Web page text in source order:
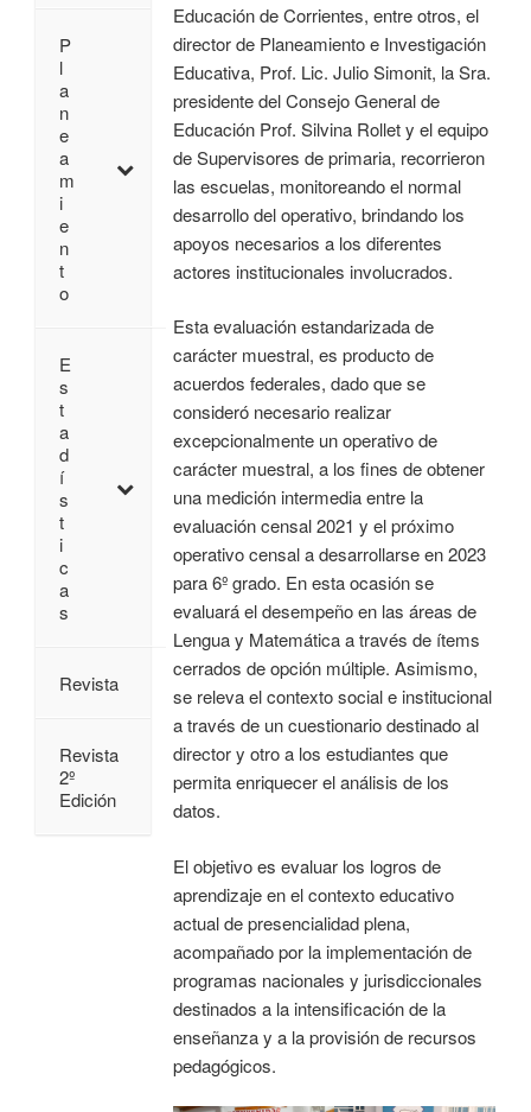
Educación de Corrientes, entre otros, el
director de Planeamiento e Investigación
Educativa, Prof. Lic. Julio Simonit, la Sra.
presidente del Consejo General de
Educación Prof. Silvina Rollet y el equipo
de Supervisores de primaria, recorrieron
las escuelas, monitoreando el normal
desarrollo del operativo, brindando los
apoyos necesarios a los diferentes
actores institucionales involucrados.
Esta evaluación estandarizada de
carácter muestral, es producto de
acuerdos federales, dado que se
consideró necesario realizar
excepcionalmente un operativo de
carácter muestral, a los fines de obtener
una medición intermedia entre la
evaluación censal 2021 y el próximo
operativo censal a desarrollarse en 2023
para 6º grado. En esta ocasión se
evaluará el desempeño en las áreas de
Lengua y Matemática a través de ítems
cerrados de opción múltiple. Asimismo,
se releva el contexto social e institucional
a través de un cuestionario destinado al
director y otro a los estudiantes que
permita enriquecer el análisis de los
datos.
El objetivo es evaluar los logros de
aprendizaje en el contexto educativo
actual de presencialidad plena,
acompañado por la implementación de
programas nacionales y jurisdiccionales
destinados a la intensificación de la
enseñanza y a la provisión de recursos
pedagógicos.
P
l
a
n
e
a
m
i
e
n
t
o
E
s
t
a
d
í
s
t
i
c
a
s
Revista
Revista
2º
Edición